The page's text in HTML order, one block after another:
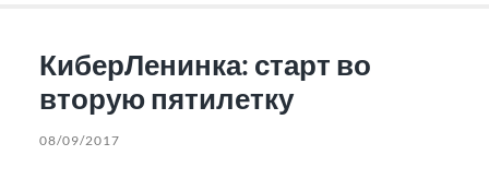
КиберЛенинка: старт во
вторую пятилетку
08/09/2017